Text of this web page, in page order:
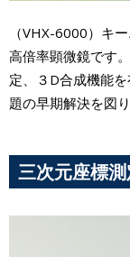
（VHX-6000）キ
高倍率顕微鏡です
定、３D合成機能
題の早期解決を図り
三次元座標